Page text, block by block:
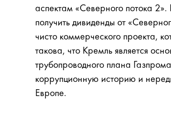
аспектам «Северного потока
получить дивиденды от
чисто коммерческого проекта,
такова, что Кремль является
трубопроводного плана
коррупционную историю и
Европе.